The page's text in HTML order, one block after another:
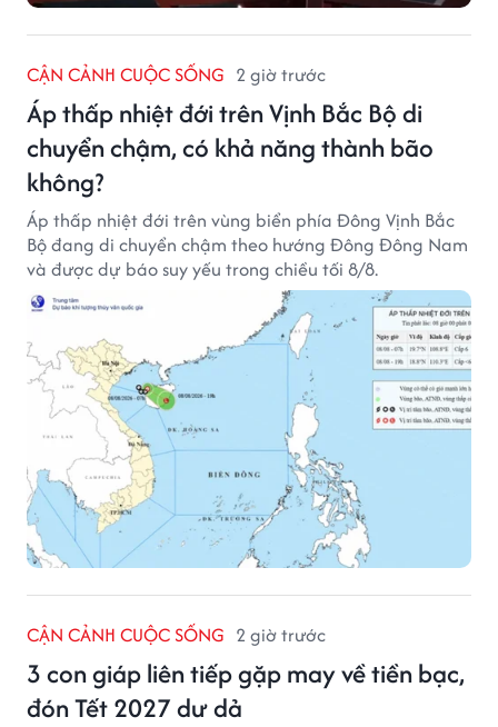
CẬN CẢNH CUỘC SỐNG 2 giờ trước
Áp thấp nhiệt đới trên Vịnh Bắc Bộ di
chuyển chậm, có khả năng thành bão
không?
Áp thấp nhiệt đới trên vùng biển phía Đông Vịnh Bắc
Bộ đang di chuyển chậm theo hướng Đông Đông Nam
và được dự báo suy yếu trong chiều tối 8/8.
CẬN CẢNH CUỘC SỐNG 2 giờ trước
3 con giáp liên tiếp gặp may về tiền bạc,
đón Tết 2027 dư dả